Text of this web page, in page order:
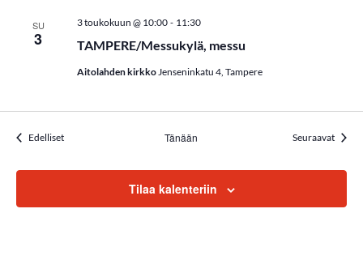
n
a
v
SU
3 TAMPERE/Messukylä, messu
3 toukokuun @ 10:00 - 11:30
Aitolahden kirkkoJenseninkatu 4, Tampere
EdellisetTapahtumat Tänään Seuraavat
Tilaa kalenteriin